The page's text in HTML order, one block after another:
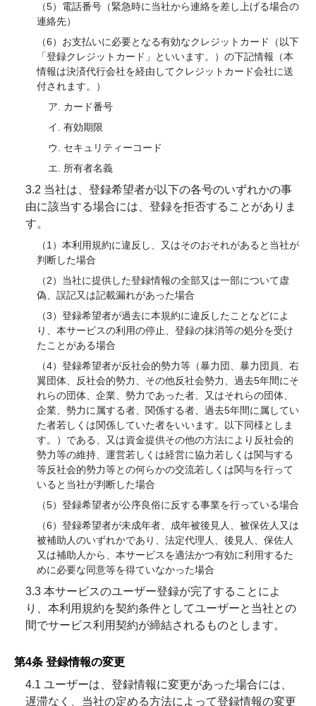
（5）電話番号（緊急時に当社から連絡を差し上げる場合の
連絡先）
（6）お支払いに必要となる有効なクレジットカード（以下
「登録クレジットカード」といいます。）の下記情報（本
情報は決済代行会社を経由してクレジットカード会社に送
付されます。）
ア. カード番号
イ. 有効期限
ウ. セキュリティーコード
エ. 所有者名義
3.2 当社は、登録希望者が以下の各号のいずれかの事
由に該当する場合には、登録を拒否することがありま
す。
（1）本利用規約に違反し、又はそのおそれがあると当社が
判断した場合
（2）当社に提供した登録情報の全部又は一部について虚
偽、誤記又は記載漏れがあった場合
（3）登録希望者が過去に本規約に違反したことなどによ
り、本サービスの利用の停止、登録の抹消等の処分を受け
たことがある場合
（4）登録希望者が反社会的勢力等（暴力団、暴力団員、右
翼団体、反社会的勢力、その他反社会勢力、過去5年間にそ
れらの団体、企業、勢力であった者、又はそれらの団体、
企業、勢力に属する者、関係する者、過去5年間に属してい
た者若しくは関係していた者をいいます。以下同様としま
す。）である、又は資金提供その他の方法により反社会的
勢力等の維持、運営若しくは経営に協力若しくは関与する
等反社会的勢力等との何らかの交流若しくは関与を行って
いると当社が判断した場合
（5）登録希望者が公序良俗に反する事業を行っている場合
（6）登録希望者が未成年者、成年被後見人、被保佐人又は
被補助人のいずれかであり、法定代理人、後見人、保佐人
又は補助人から、本サービスを適法かつ有効に利用するた
めに必要な同意等を得ていなかった場合
3.3 本サービスのユーザー登録が完了することによ
り、本利用規約を契約条件としてユーザーと当社との
間でサービス利用契約が締結されるものとします。
第4条 登録情報の変更
4.1 ユーザーは、登録情報に変更があった場合には、
遅滞なく、当社の定める方法によって登録情報の変更